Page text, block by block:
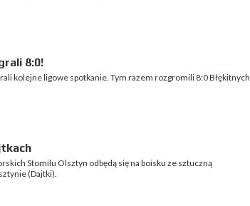
8:0!
kolejne ligowe spotkanie. Tym razem rozgromili 8:0 Błękitnych
Stomilu Olsztyn odbędą się na boisku ze sztuczną
(Dajtki).